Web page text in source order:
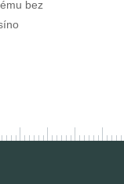
bez